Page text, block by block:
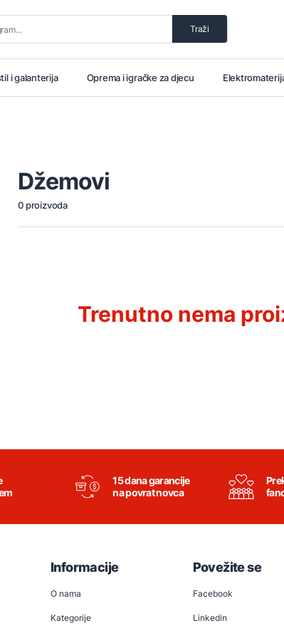
Traži
i galanterija Oprema i igračke za djecu
Džemovi
0 proizvoda
Trenutno nema
15 dana garancije
na povrat novca
Informacije
O nama
Kategorije
Povežite se
Facebook
Linkedin